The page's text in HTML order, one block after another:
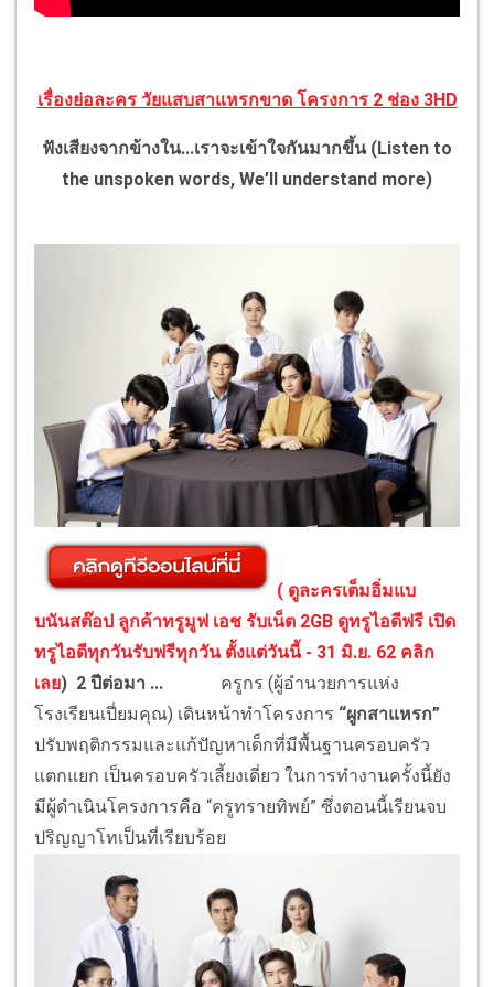
เรื่องย่อละคร วัยแสบสาแหรกขาด โครงการ 2 ช่อง 3HD
ฟังเสียงจากข้างใน...เราจะเข้าใจกันมากขึ้น (Listen to
the unspoken words, We’ll understand more)
( ดูละครเต็มอิ่มแบ
บนันสต๊อป ลูกค้าทรูมูฟ เอช รับเน็ต 2GB ดูทรูไอดีฟรี เปิด
ทรูไอดีทุกวันรับฟรีทุกวัน ตั้งแต่วันนี้ - 31 มิ.ย. 62 คลิก
เลย) 2 ปีต่อมา ...
ครูกร (ผู้อำนวยการแห่ง
โรงเรียนเปี่ยมคุณ) เดินหน้าทำโครงการ “ผูกสาแหรก”
ปรับพฤติกรรมและแก้ปัญหาเด็กที่มีพื้นฐานครอบครัว
แตกแยก เป็นครอบครัวเลี้ยงเดี่ยว ในการทำงานครั้งนี้ยัง
มีผู้ดำเนินโครงการคือ “ครูทรายทิพย์” ซึ่งตอนนี้เรียนจบ
ปริญญาโทเป็นที่เรียบร้อย